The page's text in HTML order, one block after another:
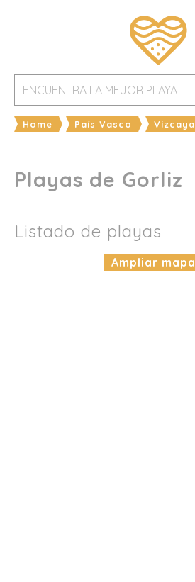
Home País Vasco Vizcaya
Playas de Gorliz
Listado de playas
Ampliar mapa